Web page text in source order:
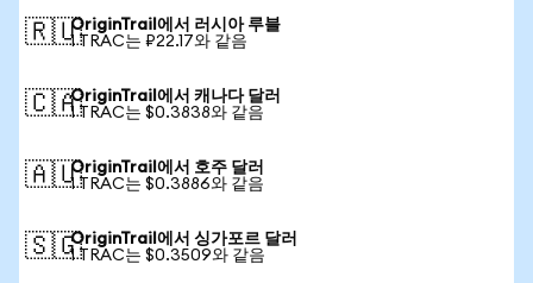
🇷🇺OriginTrail에서 러시아 루블
1 TRAC는 ₽22.17와 같음
🇨🇦OriginTrail에서 캐나다 달러
1 TRAC는 $0.3838와 같음
🇦🇺OriginTrail에서 호주 달러
1 TRAC는 $0.3886와 같음
🇸🇬OriginTrail에서 싱가포르 달러
1 TRAC는 $0.3509와 같음